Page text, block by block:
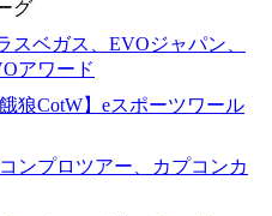
グ
スベガス、EVOジャパン、
アワード
狼CotW】eスポーツワール
ンプロツアー、カプコンカ